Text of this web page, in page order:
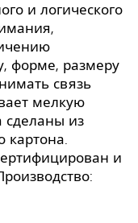
и логического
форме, размеру
связь
мелкую
сделаны из
картона.
и